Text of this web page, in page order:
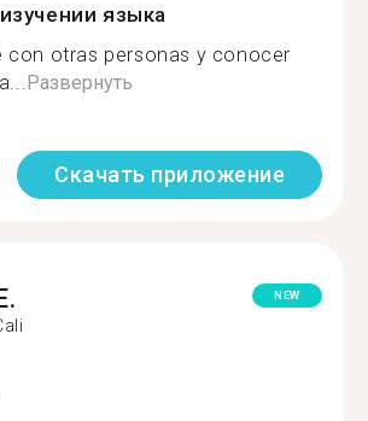
языка
con otras personas y conocer
Развернуть
Скачать приложение
NEW